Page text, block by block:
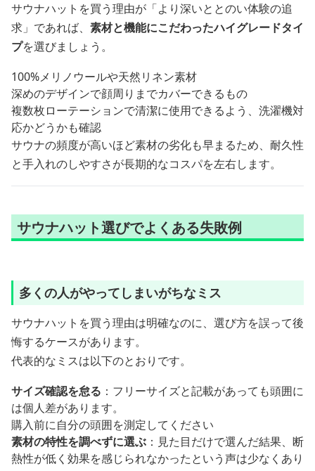
サウナハットを買う理由が「より深いととのい体験の追
求」であれば、 素材と機能にこだわったハイグレードタイ
プを選びましょう。
100%メリノウールや天然リネン素材
深めのデザインで顔周りまでカバーできるもの
複数枚ローテーションで清潔に使用できるよう、洗濯機対
応かどうかも確認
サウナの頻度が高いほど素材の劣化も早まるため、耐久性
と手入れのしやすさが長期的なコスパを左右します。
サウナハット選びでよくある失敗例
多くの人がやってしまいがちなミス
サウナハットを買う理由は明確なのに、選び方を誤って後
悔するケースがあります。
代表的なミスは以下のとおりです。
サイズ確認を怠る ：フリーサイズと記載があっても頭囲に
は個人差があります。
購入前に自分の頭囲を測定してください
素材の特性を調べずに選ぶ ：見た目だけで選んだ結果、断
熱性が低く効果を感じられなかったという声は少なくあり